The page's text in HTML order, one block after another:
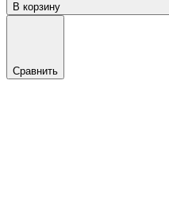
В корзину
Сравнить